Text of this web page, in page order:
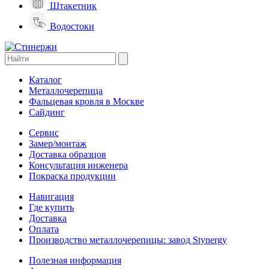
Штакетник
Водостоки
Каталог
Металлочерепица
Фальцевая кровля в Москве
Сайдинг
Сервис
Замер/монтаж
Доставка образцов
Консультация инженера
Покраска продукции
Навигация
Где купить
Доставка
Оплата
Производство металлочерепицы: завод Stynergy
Полезная информация